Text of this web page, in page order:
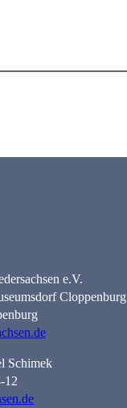
e.V.
Cloppenburg
Schimek
12